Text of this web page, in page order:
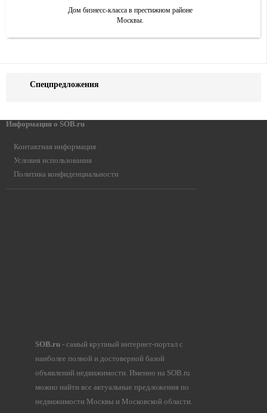
Дом бизнесс-класса в престижном районе
Москвы.
Спецпредложения
Информация о SOB.ru
Контактная информация
Условия использования
Политика конфиденциальности
SOB.ru - самый крупный интернет-портал с
наиболее полной и достоверной базой
объявлений недвижимости. Именно на SOB.ru
можно найти все актуальные предложения по
недвижимости Москвы и Московской области.